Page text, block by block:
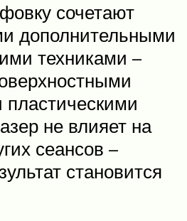
сочетают
дополнительными
техниками –
не влияет на
сеансов –
становится